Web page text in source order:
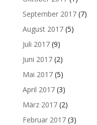
September 2017(7)
August 2017(5)
Juli 2017(9)
Juni 2017(2)
Mai 2017(5)
April 2017(3)
März 2017(2)
Februar 2017(3)